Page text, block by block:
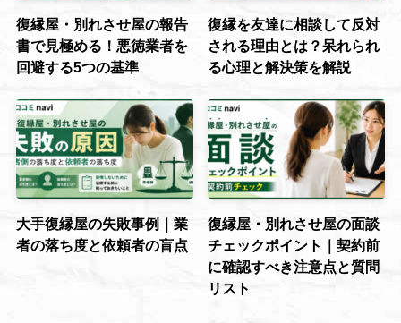
復縁屋・別れさせ屋の報告
書で見極める！悪徳業者を
回避する5つの基準
復縁を友達に相談して反対
される理由とは？呆れられ
る心理と解決策を解説
大手復縁屋の失敗事例｜業
者の落ち度と依頼者の盲点
復縁屋・別れさせ屋の面談
チェックポイント｜契約前
に確認すべき注意点と質問
リスト